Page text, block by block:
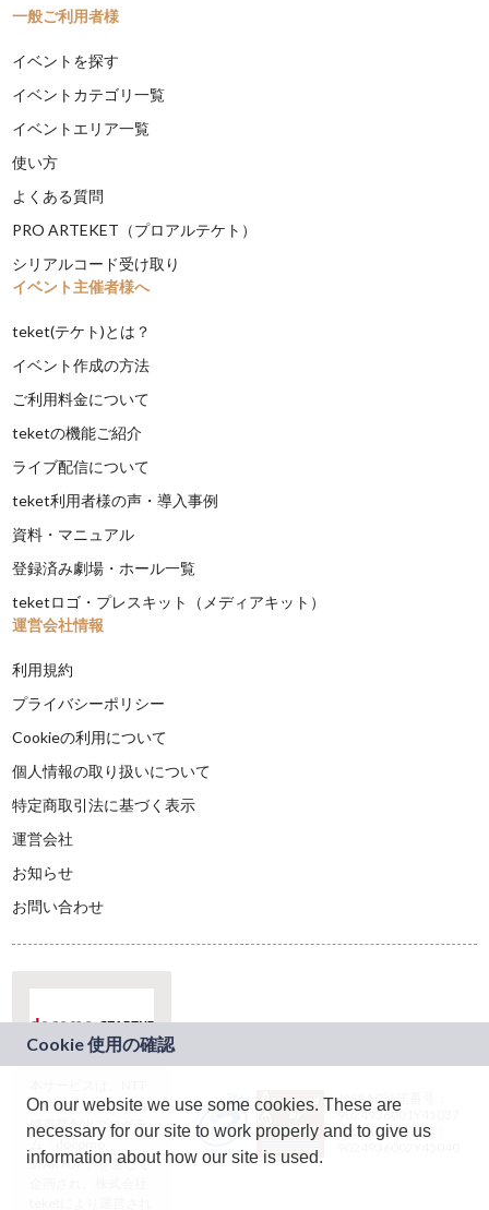
一般ご利用者様
イベントを探す
イベントカテゴリ一覧
イベントエリア一覧
使い方
よくある質問
PRO ARTEKET（プロアルテケト）
シリアルコード受け取り
イベント主催者様へ
teket(テケト)とは？
イベント作成の方法
ご利用料金について
teketの機能ご紹介
ライブ配信について
teket利用者様の声・導入事例
資料・マニュアル
登録済み劇場・ホール一覧
teketロゴ・プレスキット（メディアキット）
運営会社情報
利用規約
プライバシーポリシー
Cookieの利用について
個人情報の取り扱いについて
特定商取引法に基づく表示
運営会社
お知らせ
お問い合わせ
ドコモグループの新
規事業創出プログラ
ム「docomo
STARTUP」を通じて
JASRAC許諾番号：
9024936001Y45037
JASRAC許諾番号：
On our website we use some cookies. These are
necessary for our site to work properly and to give us
information about how our site is used.